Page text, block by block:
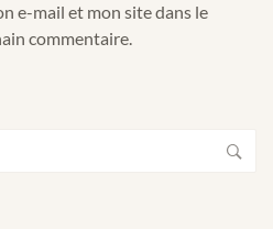
e-mail et mon site dans le
commentaire.